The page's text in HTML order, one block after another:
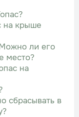
на крыше
Можно ли его
место?
на
сбрасывать в